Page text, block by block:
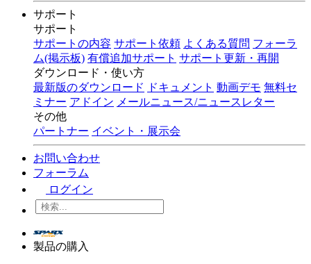
サポート
サポート
サポートの内容 サポート依頼 よくある質問 フォーラ
ム(掲示板) 有償追加サポート サポート更新・再開
ダウンロード・使い方
最新版のダウンロード
ドキュメント 動画デモ 無料セ
ミナー アドイン メールニュース/ニュースレター
その他
パートナー イベント・展示会
お問い合わせ
フォーラム
ログイン
製品の購入